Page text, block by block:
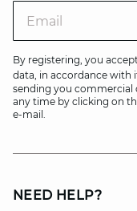
By registering, you
data, in accordance with
sending you commercial
any time by clicking on
e-mail.
NEED HELP?